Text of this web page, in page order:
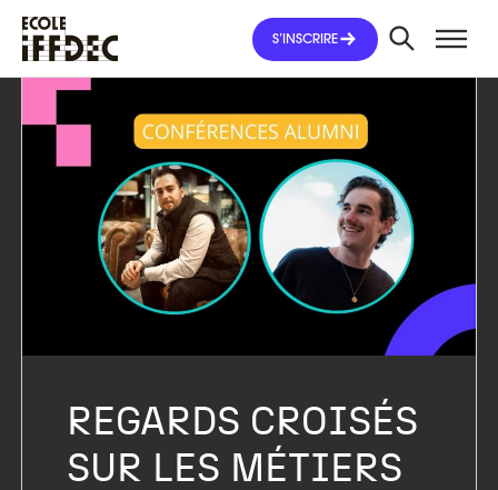
contenu
S’INSCRIRE
REGARDS CROISÉS
SUR LES MÉTIERS